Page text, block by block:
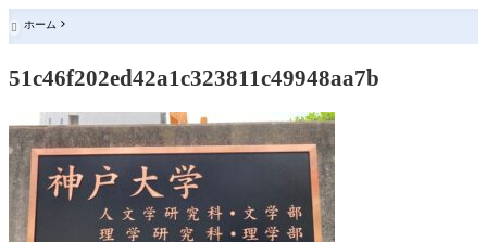
 ホーム
51c46f202ed42a1c323811c49948aa7b